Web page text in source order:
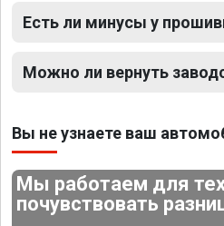
Есть ли минусы у
Можно ли вернуть
Вы не узнаете ваш
Мы работаем для
почувствовать